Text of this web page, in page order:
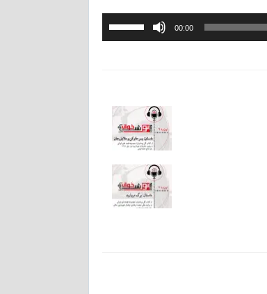
00:00